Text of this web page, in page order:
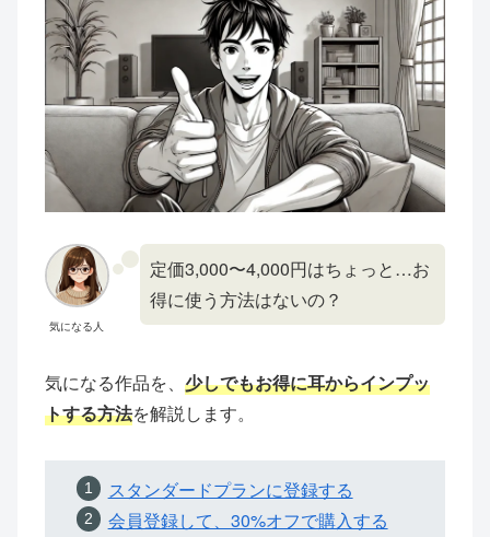
気になる人
定価3,000〜4,000円はちょっと…お
得に使う方法はないの？
気になる作品を、 少しでもお得に耳からインプッ
トする方法を解説します。
スタンダードプランに登録する
会員登録して、30%オフで購入する